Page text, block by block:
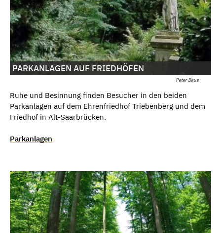
Peter Baus
PARKANLAGEN AUF FRIEDHÖFEN
Ruhe und Besinnung finden Besucher in den beiden
Parkanlagen auf dem Ehrenfriedhof Triebenberg und dem
Friedhof in Alt-Saarbrücken.
Parkanlagen